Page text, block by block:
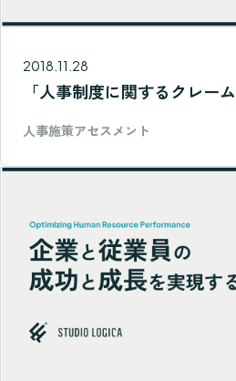
2018.11.28
「人事制度に関するクレー
人事施策アセスメント